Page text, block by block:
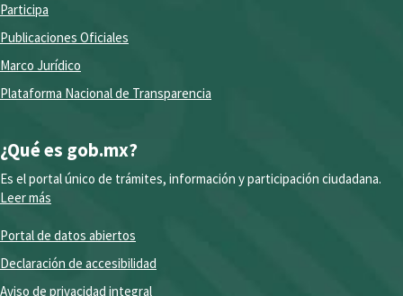
Participa
Publicaciones Oficiales
Marco Jurídico
Plataforma Nacional de Transparencia
¿Qué es gob.mx?
Es el portal único de trámites, información y participación ciudadana.
Leer más
Portal de datos abiertos
Declaración de accesibilidad
Aviso de privacidad integral